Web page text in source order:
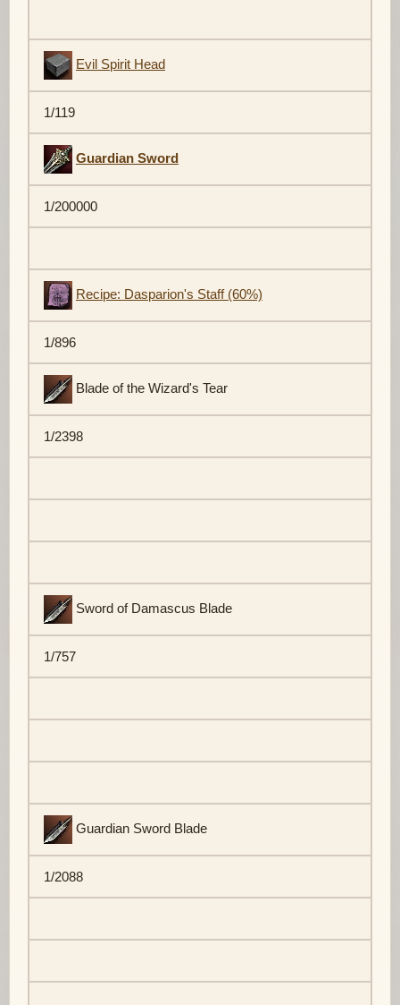
Evil Spirit Head
1/119
Guardian Sword
1/200000
Recipe: Dasparion's Staff (60%)
1/896
Blade of the Wizard's Tear
1/2398
Sword of Damascus Blade
1/757
Guardian Sword Blade
1/2088